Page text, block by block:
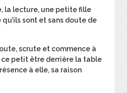
la lecture, une petite fille
sont et sans doute de
scrute et commence à
ce petit être derrière la table
à elle, sa raison